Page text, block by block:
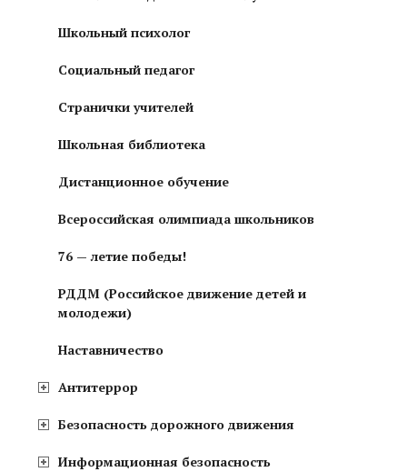
Школьный психолог
Социальный педагог
Странички учителей
Школьная библиотека
Дистанционное обучение
Всероссийская олимпиада школьников
76 — летие победы!
РДДМ (Российское движение детей и
молодежи)
Наставничество
Антитеррор
Безопасность дорожного движения
Информационная безопасность